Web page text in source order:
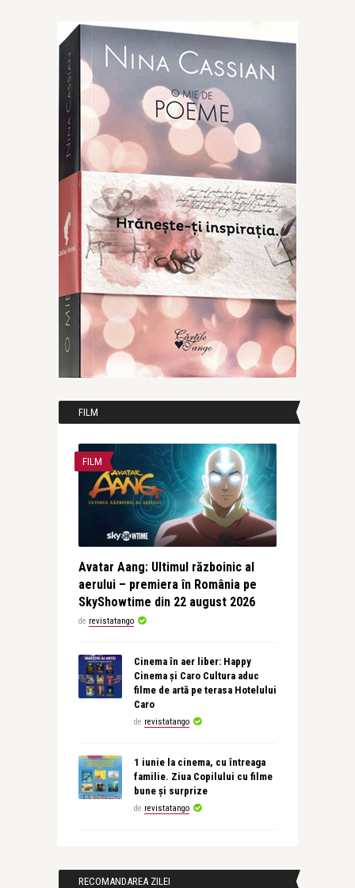
FILM
FILM
Avatar Aang: Ultimul războinic al
aerului – premiera în România pe
SkyShowtime din 22 august 2026
de revistatango
Cinema în aer liber: Happy
Cinema și Caro Cultura aduc
filme de artă pe terasa Hotelului
Caro
de revistatango
1 iunie la cinema, cu întreaga
familie. Ziua Copilului cu filme
bune și surprize
de revistatango
RECOMANDAREA ZILEI